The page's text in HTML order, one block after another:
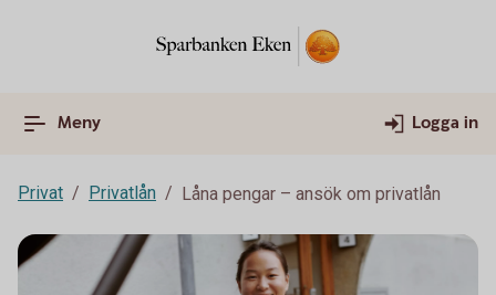
Meny Logga in
Privat Privatlån Låna pengar – ansök om privatlån